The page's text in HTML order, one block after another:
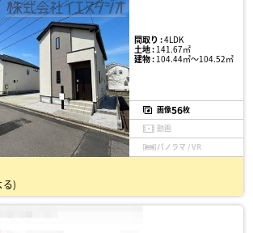
間取り :4LDK
土地 :141.67㎡
建物 :104.44㎡〜104.52㎡
画像56枚
動画
パノラマ / VR
る)